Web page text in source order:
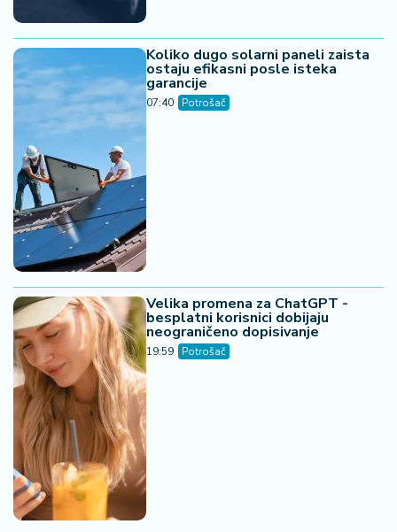
Koliko dugo solarni paneli zaista
ostaju efikasni posle isteka
garancije
07:40 Potrošač
Velika promena za ChatGPT -
besplatni korisnici dobijaju
neograničeno dopisivanje
19:59 Potrošač